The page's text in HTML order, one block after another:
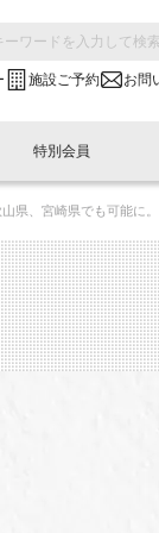
施設ご予約 お問
別会員開催
展・参加
"LINK-BioBAY
(News Letter)
コラム
ュース・事業紹介
ベント
LINK-J WEST
容
本橋エリアについて
特別会員
し込み
予約
県、宮崎県でも可能に。